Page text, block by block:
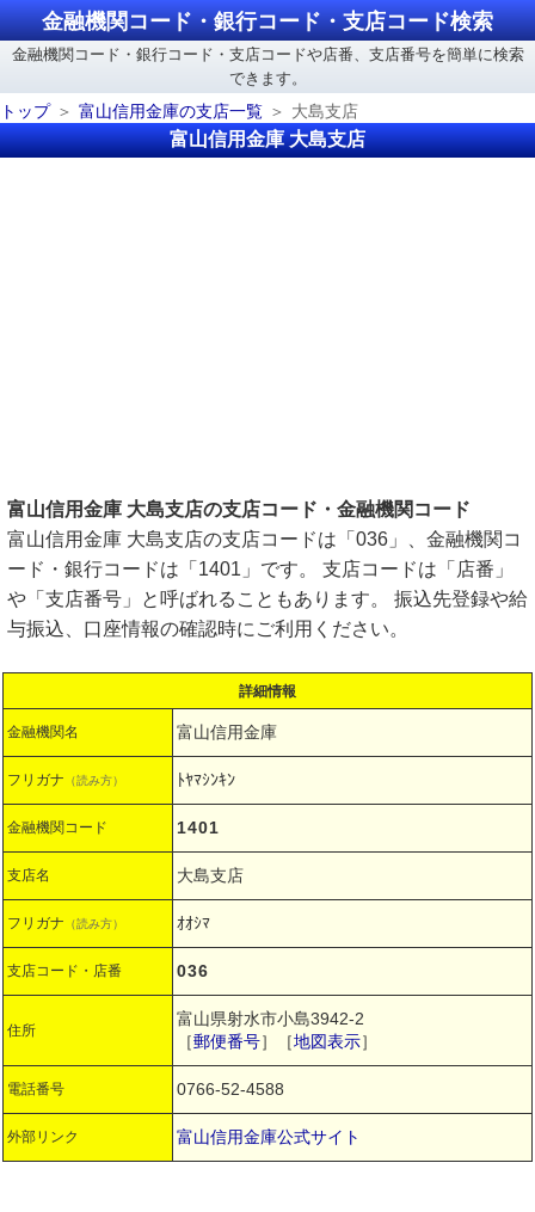
金融機関コード・銀行コード・支店コード検索
金融機関コード・銀行コード・支店コードや店番、支店番号を簡単に検索
できます。
トップ
富山信用金庫の支店一覧 大島支店
富山信用金庫 大島支店
富山信用金庫 大島支店の支店コード・金融機関コード
富山信用金庫 大島支店の支店コードは「036」、金融機関コ
ード・銀行コードは「1401」です。 支店コードは「店番」
や「支店番号」と呼ばれることもあります。 振込先登録や給
与振込、口座情報の確認時にご利用ください。
詳細情報
金融機関名 富山信用金庫
フリガナ （読み方） ﾄﾔﾏｼﾝｷﾝ
金融機関コード 1401
支店名 大島支店
フリガナ （読み方） ｵｵｼﾏ
支店コード・店番 036
住所
富山県射水市小島3942-2
［郵便番号］［地図表示］
電話番号 0766-52-4588
外部リンク 富山信用金庫公式サイト